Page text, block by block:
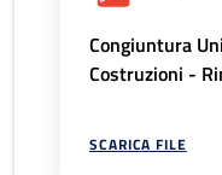
Congiuntura
Costruzioni -
SCARICA FILE